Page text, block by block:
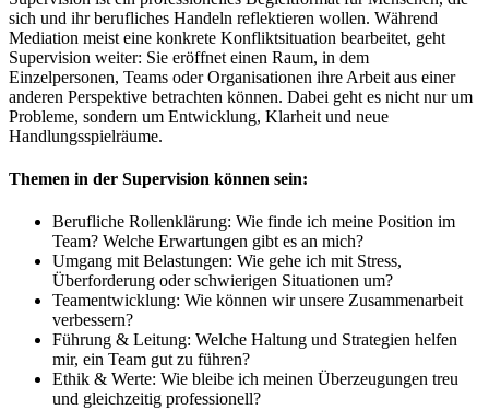
sich und ihr berufliches Handeln reflektieren wollen. Während
Mediation meist eine konkrete Konfliktsituation bearbeitet, geht
Supervision weiter: Sie eröffnet einen Raum, in dem
Einzelpersonen, Teams oder Organisationen ihre Arbeit aus einer
anderen Perspektive betrachten können. Dabei geht es nicht nur um
Probleme, sondern um Entwicklung, Klarheit und neue
Handlungsspielräume.
Themen in der Supervision können sein:
Berufliche Rollenklärung: Wie finde ich meine Position im
Team? Welche Erwartungen gibt es an mich?
Umgang mit Belastungen: Wie gehe ich mit Stress,
Überforderung oder schwierigen Situationen um?
Teamentwicklung: Wie können wir unsere Zusammenarbeit
verbessern?
Führung & Leitung: Welche Haltung und Strategien helfen
mir, ein Team gut zu führen?
Ethik & Werte: Wie bleibe ich meinen Überzeugungen treu
und gleichzeitig professionell?